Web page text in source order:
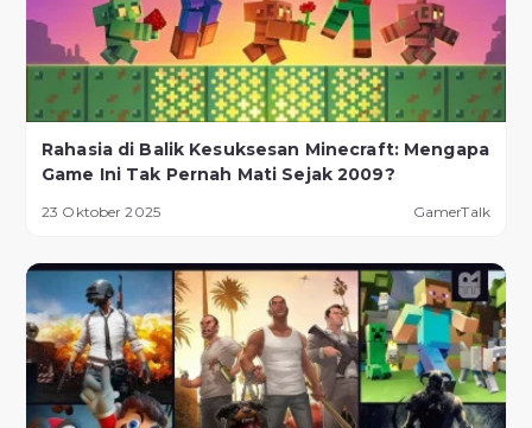
Rahasia di Balik Kesuksesan Minecraft: Mengapa
Game Ini Tak Pernah Mati Sejak 2009?
23 Oktober 2025 GamerTalk